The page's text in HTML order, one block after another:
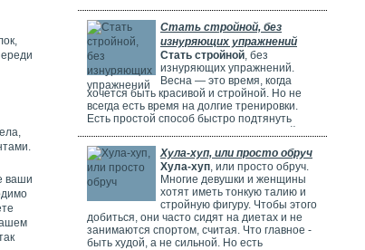
ваши
всего 100-200 грамм. Вот несколько простых
советов, как весело провести время и не
поправиться:
Стать стройной, без
изнуряющих упражнений
Стать стройной, без
изнуряющих упражнений.
Весна — это время, когда
хочется быть красивой и стройной. Но не
всегда есть время на долгие тренировки.
Есть простой способ быстро подтянуть
выполнить простые упражнения и будите
стройной и красивой.Хула-хуп, или просто обруч
Хула-хуп, или просто обруч.
Многие девушки и женщины
хотят иметь тонкую талию и
стройную фигуру. Чтобы этого
добиться, они часто сидят на диетах и не
занимаются спортом, считая. Что главное -
быть худой, а не сильной. Но есть